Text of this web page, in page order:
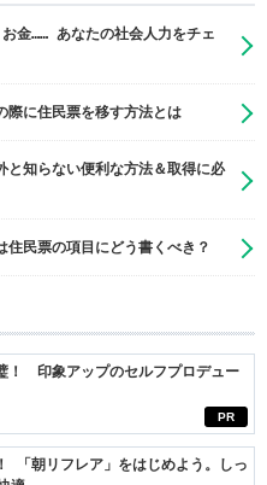
お金…… あなたの社会人力をチェ
際に住民票を移す方法とは
知らない便利な方法＆取得に必
民票の項目にどう書くべき？
PR
！ 印象アップのセルフプロデュー
「朝リフレア」をはじめよう。しっ